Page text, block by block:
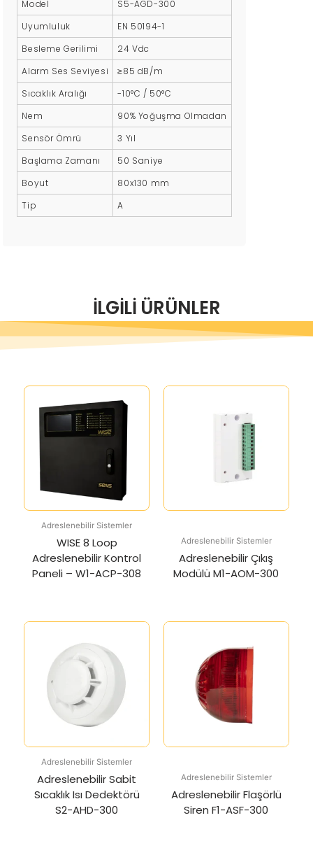
Model
S5-AGD-300
Uyumluluk
EN 50194-1
Besleme Gerilimi
24 Vdc
Alarm Ses Seviyesi
≥85 dB/m
Sıcaklık Aralığı
-10°C / 50°C
Nem
90% Yoğuşma Olmadan
Sensör Ömrü
3 Yıl
Başlama Zamanı
50 Saniye
Boyut
80x130 mm
Tip
A
İLGİLİ ÜRÜNLER
Adreslenebilir Sistemler
WISE 8 Loop
Adreslenebilir Kontrol
Paneli – W1-ACP-308
Adreslenebilir Sistemler
Adreslenebilir Çıkış
Modülü M1-AOM-300
Adreslenebilir Sistemler
Adreslenebilir Sabit
Sıcaklık Isı Dedektörü
S2-AHD-300
Adreslenebilir Sistemler
Adreslenebilir Flaşörlü
Siren F1-ASF-300